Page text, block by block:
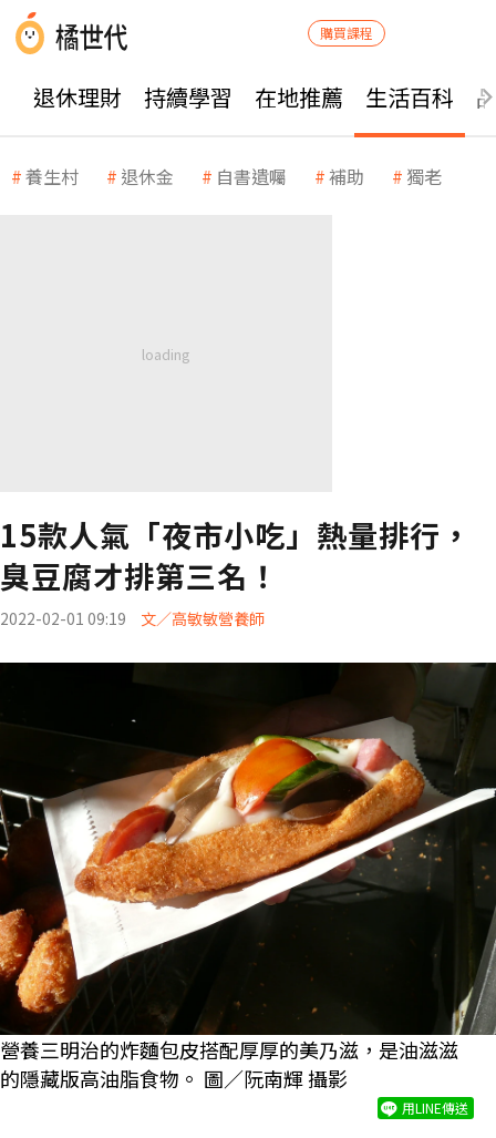
購買課程
退休理財 持續學習 在地推薦 生活百科
養生村 退休金 自書遺囑 補助 獨老
15款人氣「夜市小吃」熱量排行，
臭豆腐才排第三名！
2022-02-01 09:19 文／高敏敏營養師
營養三明治的炸麵包皮搭配厚厚的美乃滋，是油滋滋
的隱藏版高油脂食物。 圖／阮南輝 攝影
用LINE傳送